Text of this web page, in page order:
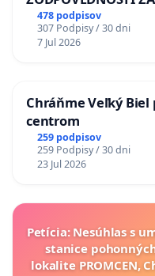
A ZLYHANIE ŠTÁTU
478 podpisov
307 Podpisy / 30 dni
7 Jul 2026
Chráňme Veľký
centrom
259 podpisov
259 Podpisy / 30 dni
23 Jul 2026
Petícia: Nesúhlas s
stanice
lokalite PROMCEN,